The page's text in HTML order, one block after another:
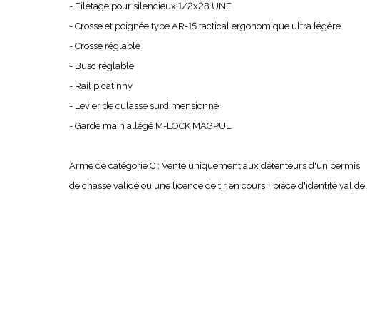
- Filetage pour silencieux 1/2x28 UNF
- Crosse et poignée type AR-15 tactical ergonomique ultra légère
- Crosse réglable
- Busc réglable
- Rail picatinny
- Levier de culasse surdimensionné
- Garde main allégé M-LOCK MAGPUL
Arme de catégorie C : Vente uniquement aux détenteurs d'un permis
de chasse validé ou une licence de tir en cours + pièce d'identité valide.